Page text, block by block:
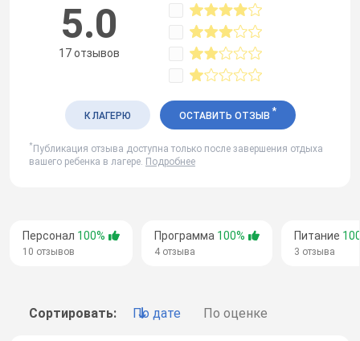
Персонал 100%
10 отзывов
Программа 100%
4 отзыва
Питание
3 отзыва
Сортировать: По дате По оценке
5.0
17 отзывов
К ЛАГЕРЮ ОСТАВИТЬ ОТЗЫВ *
* Публикация отзыва доступна только после завершения отдыха
вашего ребенка в лагере. Подробнее